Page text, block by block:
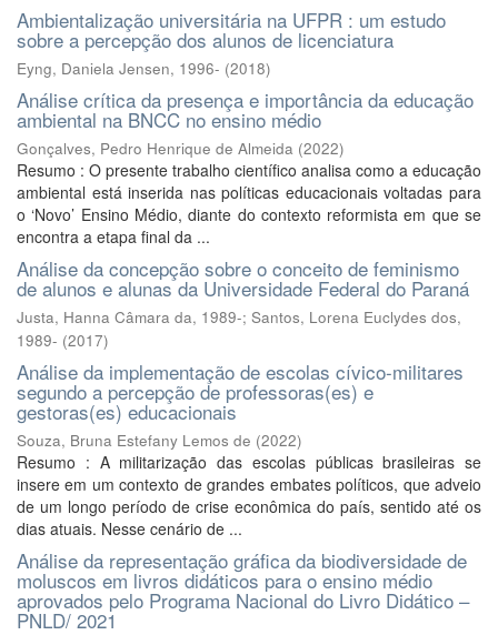
Ambientalização universitária na UFPR : um estudo
sobre a percepção dos alunos de licenciatura
Eyng, Daniela Jensen, 1996- (2018)
Análise crítica da presença e importância da educação
ambiental na BNCC no ensino médio
Gonçalves, Pedro Henrique de Almeida (2022)
Resumo : O presente trabalho científico analisa como a educação
ambiental está inserida nas políticas educacionais voltadas para
o ‘Novo’ Ensino Médio, diante do contexto reformista em que se
encontra a etapa final da ...
Análise da concepção sobre o conceito de feminismo
de alunos e alunas da Universidade Federal do Paraná
Justa, Hanna Câmara da, 1989-; Santos, Lorena Euclydes dos,
1989- (2017)
Análise da implementação de escolas cívico-militares
segundo a percepção de professoras(es) e
gestoras(es) educacionais
Souza, Bruna Estefany Lemos de (2022)
Resumo : A militarização das escolas públicas brasileiras se
insere em um contexto de grandes embates políticos, que adveio
de um longo período de crise econômica do país, sentido até os
dias atuais. Nesse cenário de ...
Análise da representação gráfica da biodiversidade de
moluscos em livros didáticos para o ensino médio
aprovados pelo Programa Nacional do Livro Didático –
PNLD/ 2021